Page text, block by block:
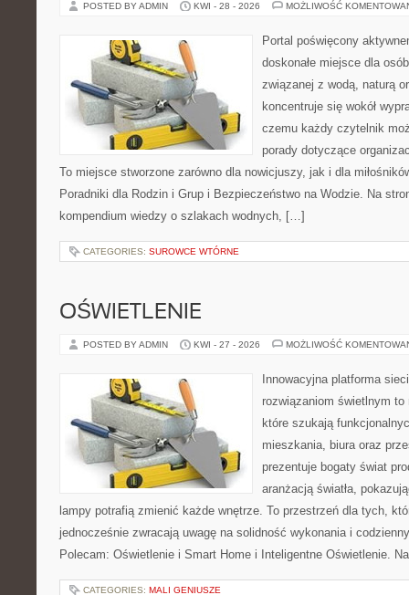
POSTED BY ADMIN KWI - 28 - 2026 MOŻLIWOŚĆ
Portal poświęcony
doskonałe miejsce dla
związanej z wodą, naturą
koncentruje się wokół
czemu każdy czytelnik
porady dotyczące
To miejsce stworzone zarówno dla nowicjuszy, jak i dla
Poradniki dla Rodzin i Grup i Bezpieczeństwo na Wodzie. Na
kompendium wiedzy o szlakach wodnych, […]
CATEGORIES: SUROWCE WTÓRNE
OŚWIETLENIE
POSTED BY ADMIN KWI - 27 - 2026 MOŻLIWOŚĆ
Innowacyjna platforma
rozwiązaniom świetlnym
które szukają
mieszkania, biura oraz
prezentuje bogaty świat
aranżacją światła,
lampy potrafią zmienić każde wnętrze. To przestrzeń dla tych,
jednocześnie zwracają uwagę na solidność wykonania i
Polecam: Oświetlenie i Smart Home i Inteligentne Oświetlenie.
CATEGORIES: MALI GENIUSZE